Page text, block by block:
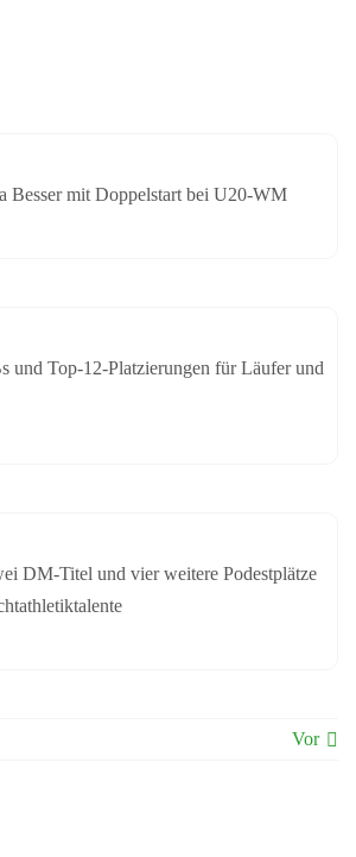
Besser mit Doppelstart bei U20-WM
und Top-12-Platzierungen für Läufer und
DM-Titel und vier weitere Podestplätze
Vor